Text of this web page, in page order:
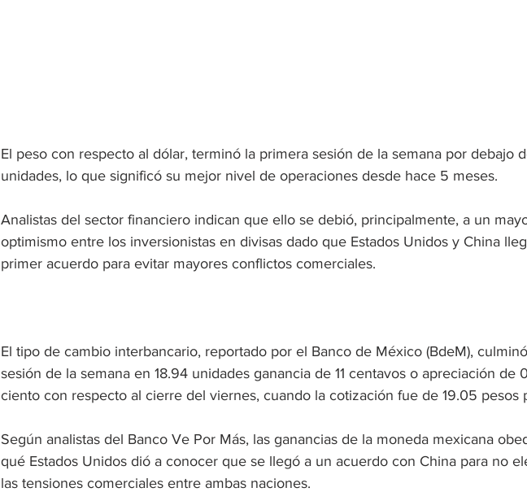
El peso con respecto al dólar, terminó la primera sesión de la semana por debajo
unidades, lo que significó su mejor nivel de operaciones desde hace 5 meses.
Analistas del sector financiero indican que ello se debió, principalmente, a un
optimismo entre los inversionistas en divisas dado que Estados Unidos y China
primer acuerdo para evitar mayores conflictos comerciales.
El tipo de cambio interbancario, reportado por el Banco de México (BdeM),
sesión de la semana en 18.94 unidades ganancia de 11 centavos o apreciación de
ciento con respecto al cierre del viernes, cuando la cotización fue de 19.05 pesos
Según analistas del Banco Ve Por Más, las ganancias de la moneda mexicana
qué Estados Unidos dió a conocer que se llegó a un acuerdo con China para no
las tensiones comerciales entre ambas naciones.